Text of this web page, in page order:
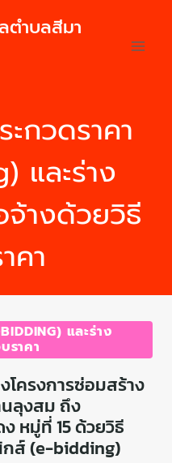
ตำบลสีมา
ะกวดราคา
และร่าง
จ้างด้วยวิธี
คา
และร่าง
ราคา
โครงการซ่อมสร้าง
ลุงสม ถึง
หมู่ที่ 15 ด้วยวิธี
กส์ (e-bidding)